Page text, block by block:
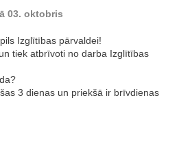
03. oktobris
Izglītības pārvaldei!
tiek atbrīvoti no darba Izglītības
3 dienas un priekšā ir brīvdienas